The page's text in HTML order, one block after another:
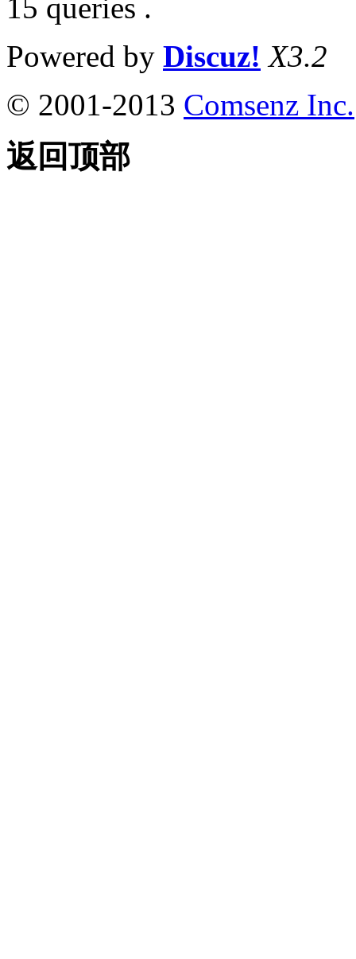
15 queries .
Powered by Discuz! X3.2
© 2001-2013 Comsenz Inc.
返回顶部